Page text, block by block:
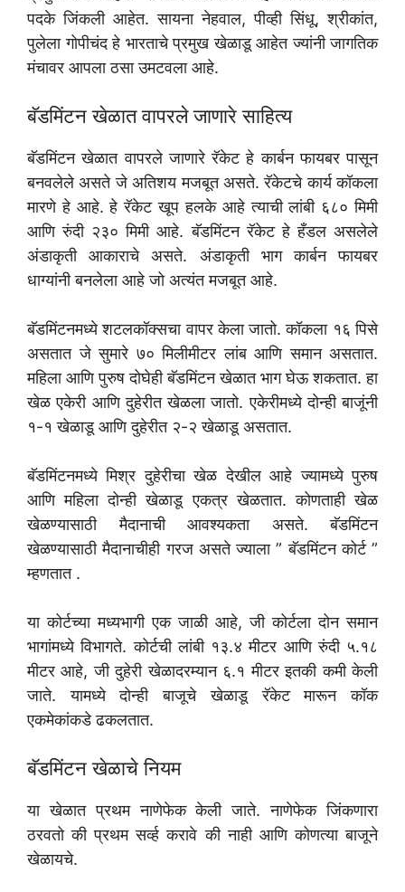
पदके जिंकली आहेत. सायना नेहवाल, पीव्ही सिंधू, श्रीकांत,
पुलेला गोपीचंद हे भारताचे प्रमुख खेळाडू आहेत ज्यांनी जागतिक
मंचावर आपला ठसा उमटवला आहे.
बॅडमिंटन खेळात वापरले जाणारे साहित्य
बॅडमिंटन खेळात वापरले जाणारे रॅकेट हे कार्बन फायबर पासून
बनवलेले असते जे अतिशय मजबूत असते. रॅकेटचे कार्य कॉकला
मारणे हे आहे. हे रॅकेट खूप हलके आहे त्याची लांबी ६८० मिमी
आणि रुंदी २३० मिमी आहे. बॅडमिंटन रॅकेट हे हँडल असलेले
अंडाकृती आकाराचे असते. अंडाकृती भाग कार्बन फायबर
धाग्यांनी बनलेला आहे जो अत्यंत मजबूत आहे.
बॅडमिंटनमध्ये शटलकॉक्सचा वापर केला जातो. कॉकला १६ पिसे
असतात जे सुमारे ७० मिलीमीटर लांब आणि समान असतात.
महिला आणि पुरुष दोघेही बॅडमिंटन खेळात भाग घेऊ शकतात. हा
खेळ एकेरी आणि दुहेरीत खेळला जातो. एकेरीमध्ये दोन्ही बाजूंनी
१-१ खेळाडू आणि दुहेरीत २-२ खेळाडू असतात.
बॅडमिंटनमध्ये मिश्र दुहेरीचा खेळ देखील आहे ज्यामध्ये पुरुष
आणि महिला दोन्ही खेळाडू एकत्र खेळतात. कोणताही खेळ
खेळण्यासाठी मैदानाची आवश्यकता असते. बॅडमिंटन
खेळण्यासाठी मैदानाचीही गरज असते ज्याला ” बॅडमिंटन कोर्ट ”
म्हणतात .
या कोर्टच्या मध्यभागी एक जाळी आहे, जी कोर्टला दोन समान
भागांमध्ये विभागते. कोर्टची लांबी १३.४ मीटर आणि रुंदी ५.१८
मीटर आहे, जी दुहेरी खेळादरम्यान ६.१ मीटर इतकी कमी केली
जाते. यामध्ये दोन्ही बाजूचे खेळाडू रॅकेट मारून कॉक
एकमेकांकडे ढकलतात.
बॅडमिंटन खेळाचे नियम
या खेळात प्रथम नाणेफेक केली जाते. नाणेफेक जिंकणारा
ठरवतो की प्रथम सर्व्ह करावे की नाही आणि कोणत्या बाजूने
खेळायचे.